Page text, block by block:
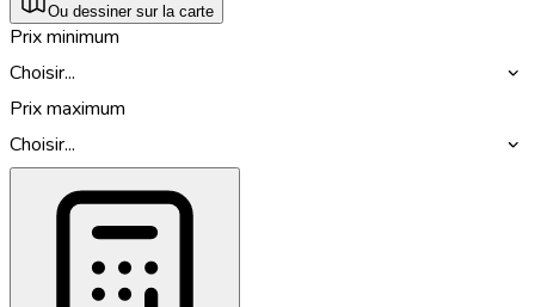
Ou dessiner sur la carte
Prix minimum
Choisir...
Prix maximum
Choisir...